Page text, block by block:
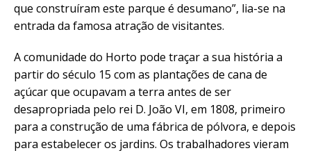
que construíram este parque é desumano”, lia-se na
entrada da famosa atração de visitantes.
A comunidade do Horto pode traçar a sua história a
partir do século 15 com as plantações de cana de
açúcar que ocupavam a terra antes de ser
desapropriada pelo rei D. João VI, em 1808, primeiro
para a construção de uma fábrica de pólvora, e depois
para estabelecer os jardins. Os trabalhadores vieram